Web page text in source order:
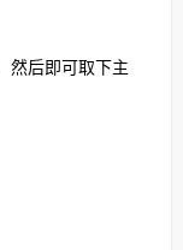
后即可取下主